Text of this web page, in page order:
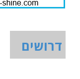
דרושים